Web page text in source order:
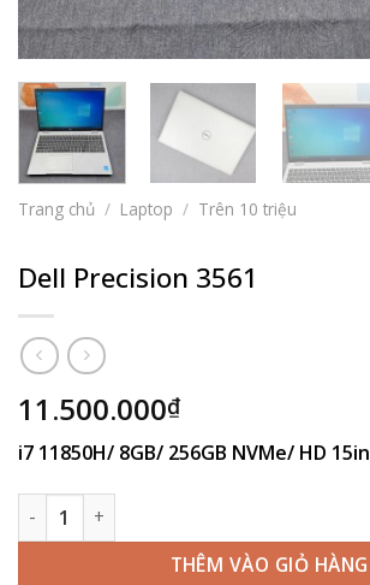
Trang chủ / Laptop / Trên 10 triệu
Dell Precision 3561
11.500.000₫
i7 11850H/ 8GB/ 256GB NVMe/ HD 15in
Dell Precision 3561 số lượng
THÊM VÀO GIỎ HÀNG